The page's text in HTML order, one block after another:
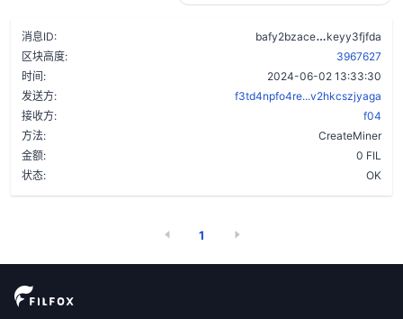
消息ID: bafy2bzace
keyy3fjfda
区块高度:
3967627
时间:
2024-06-02 13:33:30
发送方:
f3td4npfo4re...v2hkcszjyaga
接收方:
f04
方法:
CreateMiner
金额:
0 FIL
状态:
OK
1